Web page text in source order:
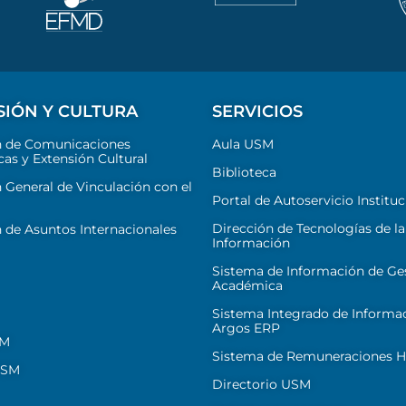
Y CULTURA
de Comunicaciones
y Extensión Cultural
de Vinculación con el
Asuntos Internacionales
SERVICIOS
Aula USM
Biblioteca
Portal de Autoservicio
Dirección de Tecnologías de la
Información
Sistema de Información de
Académica
Sistema Integrado de
Argos ERP
Sistema de Remuneraciones
Directorio USM